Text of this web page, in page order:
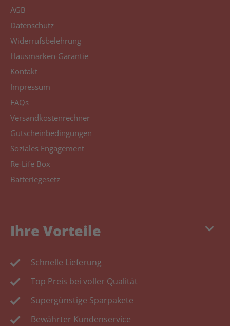
AGB
Datenschutz
Widerrufsbelehrung
Hausmarken-Garantie
Kontakt
Impressum
FAQs
Versandkostenrechner
Gutscheinbedingungen
Soziales Engagement
Re-Life Box
Batteriegesetz
keyboard_arrow_down
Ihre Vorteile
Schnelle Lieferung
Top Preis bei voller Qualität
Supergünstige Sparpakete
Bewährter Kundenservice